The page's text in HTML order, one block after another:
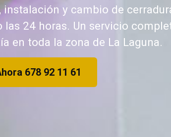
y cambio de
24 horas. Un servicio
en toda la zona de La Laguna.
678 92 11 61